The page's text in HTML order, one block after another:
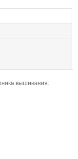
вышивания: